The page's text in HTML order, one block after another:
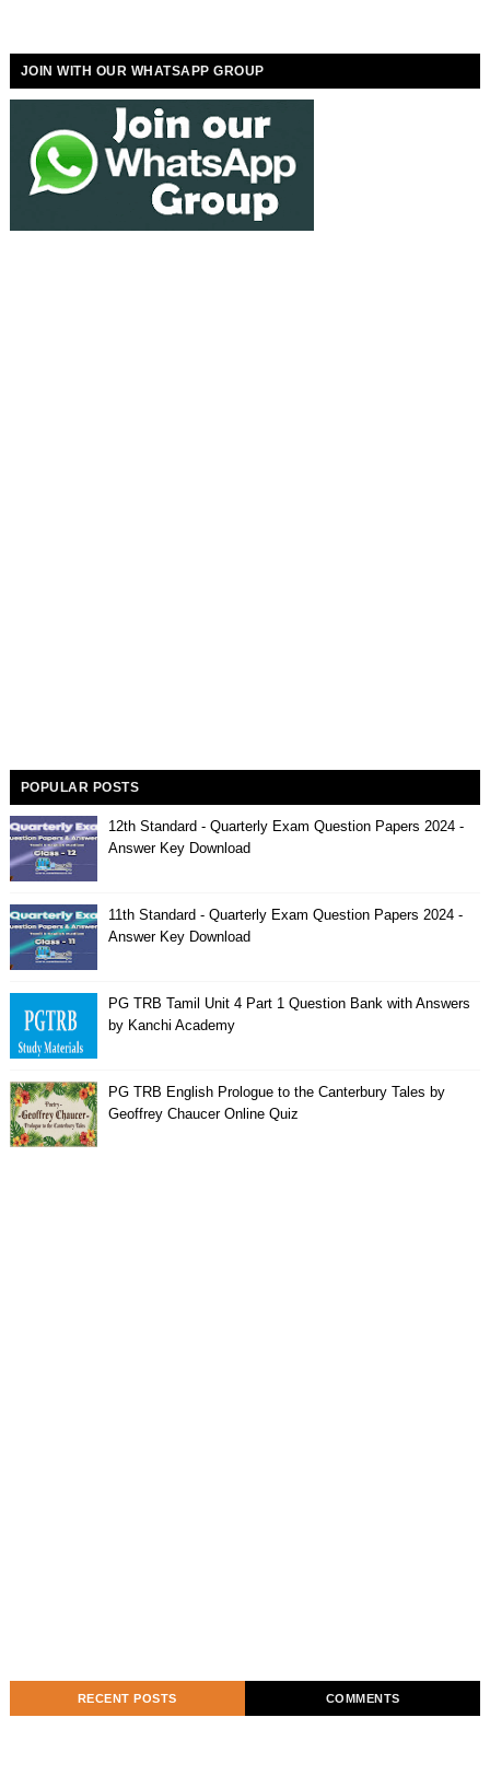
JOIN WITH OUR WHATSAPP GROUP
POPULAR POSTS
12th Standard - Quarterly Exam Question Papers 2024 -
Answer Key Download
11th Standard - Quarterly Exam Question Papers 2024 -
Answer Key Download
PG TRB Tamil Unit 4 Part 1 Question Bank with Answers
by Kanchi Academy
PG TRB English Prologue to the Canterbury Tales by
Geoffrey Chaucer Online Quiz
RECENT POSTS COMMENTS